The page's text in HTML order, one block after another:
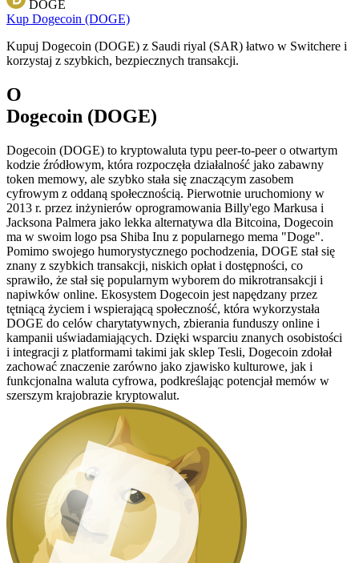
DOGE
Kup Dogecoin (DOGE)
Kupuj Dogecoin (DOGE) z Saudi riyal (SAR) łatwo w Switchere i
korzystaj z szybkich, bezpiecznych transakcji.
O
Dogecoin (DOGE)
Dogecoin (DOGE) to kryptowaluta typu peer-to-peer o otwartym
kodzie źródłowym, która rozpoczęła działalność jako zabawny
token memowy, ale szybko stała się znaczącym zasobem
cyfrowym z oddaną społecznością. Pierwotnie uruchomiony w
2013 r. przez inżynierów oprogramowania Billy'ego Markusa i
Jacksona Palmera jako lekka alternatywa dla Bitcoina, Dogecoin
ma w swoim logo psa Shiba Inu z popularnego mema "Doge".
Pomimo swojego humorystycznego pochodzenia, DOGE stał się
znany z szybkich transakcji, niskich opłat i dostępności, co
sprawiło, że stał się popularnym wyborem do mikrotransakcji i
napiwków online. Ekosystem Dogecoin jest napędzany przez
tętniącą życiem i wspierającą społeczność, która wykorzystała
DOGE do celów charytatywnych, zbierania funduszy online i
kampanii uświadamiających. Dzięki wsparciu znanych osobistości
i integracji z platformami takimi jak sklep Tesli, Dogecoin zdołał
zachować znaczenie zarówno jako zjawisko kulturowe, jak i
funkcjonalna waluta cyfrowa, podkreślając potencjał memów w
szerszym krajobrazie kryptowalut.